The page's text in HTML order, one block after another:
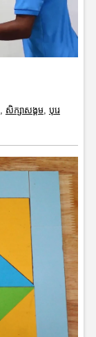
សិក្សាសង្គម, បុរេ